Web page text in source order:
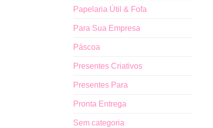
Papelaria Útil & Fofa
Para Sua Empresa
Páscoa
Presentes Criativos
Presentes Para
Pronta Entrega
Sem categoria